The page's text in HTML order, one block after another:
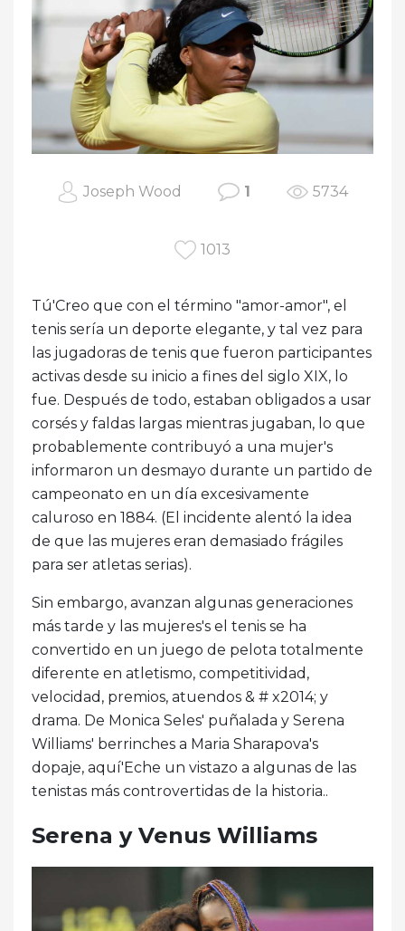
Joseph Wood 1 5734
1013
Tú'Creo que con el término "amor-amor", el
tenis sería un deporte elegante, y tal vez para
las jugadoras de tenis que fueron participantes
activas desde su inicio a fines del siglo XIX, lo
fue. Después de todo, estaban obligados a usar
corsés y faldas largas mientras jugaban, lo que
probablemente contribuyó a una mujer's
informaron un desmayo durante un partido de
campeonato en un día excesivamente
caluroso en 1884. (El incidente alentó la idea
de que las mujeres eran demasiado frágiles
para ser atletas serias).
Sin embargo, avanzan algunas generaciones
más tarde y las mujeres's el tenis se ha
convertido en un juego de pelota totalmente
diferente en atletismo, competitividad,
velocidad, premios, atuendos & # x2014; y
drama. De Monica Seles' puñalada y Serena
Williams' berrinches a Maria Sharapova's
dopaje, aquí'Eche un vistazo a algunas de las
tenistas más controvertidas de la historia..
Serena y Venus Williams